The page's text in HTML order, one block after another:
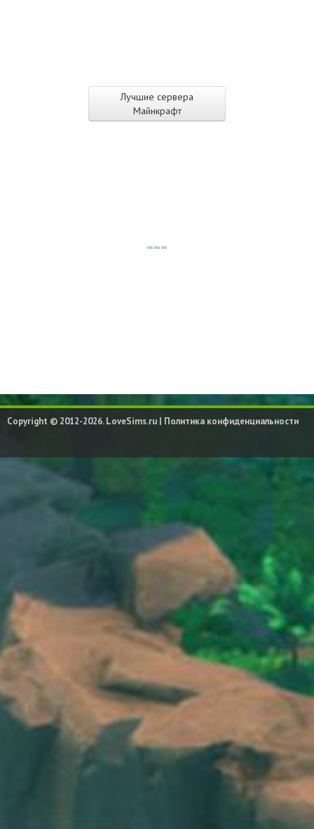
Лучшие сервера
Майнкрафт
Copyright © 2012-2026. LoveSims.ru | Политика конфиденциальности